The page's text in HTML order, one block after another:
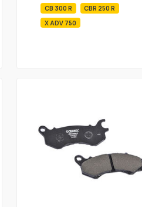
CB 300 R
CBR 250 R
X ADV 750